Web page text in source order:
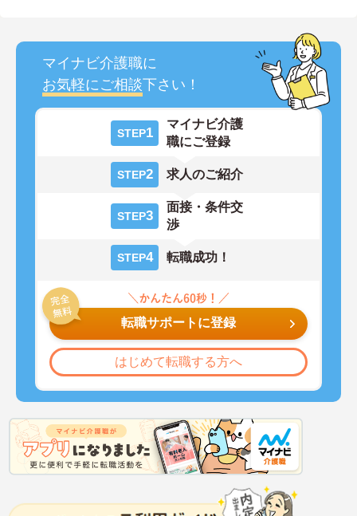
マイナビ介護職に
お気軽にご相談下さい！
STEP1
マイナビ介護
職にご登録
STEP2 求人のご紹介
STEP3
面接・条件交
渉
STEP4 転職成功！
転職サポートに登録
はじめて転職する方へ